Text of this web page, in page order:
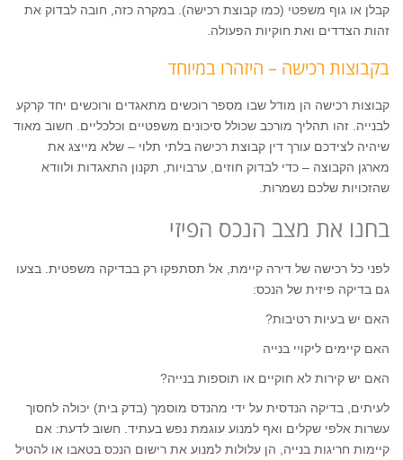
קבלן או גוף משפטי (כמו קבוצת רכישה). במקרה כזה, חובה לבדוק את
זהות הצדדים ואת חוקיות הפעולה.
בקבוצות רכישה – היזהרו במיוחד
קבוצות רכישה הן מודל שבו מספר רוכשים מתאגדים ורוכשים יחד קרקע
לבנייה. זהו תהליך מורכב שכולל סיכונים משפטיים וכלכליים. חשוב מאוד
שיהיה לצידכם עורך דין קבוצת רכישה בלתי תלוי – שלא מייצג את
מארגן הקבוצה – כדי לבדוק חוזים, ערבויות, תקנון התאגדות ולוודא
שהזכויות שלכם נשמרות.
בחנו את מצב הנכס הפיזי
לפני כל רכישה של דירה קיימת, אל תסתפקו רק בבדיקה משפטית. בצעו
גם בדיקה פיזית של הנכס:
האם יש בעיות רטיבות?
האם קיימים ליקויי בנייה
האם יש קירות לא חוקיים או תוספות בנייה?
לעיתים, בדיקה הנדסית על ידי מהנדס מוסמך (בדק בית) יכולה לחסוך
עשרות אלפי שקלים ואף למנוע עוגמת נפש בעתיד. חשוב לדעת: אם
קיימות חריגות בנייה, הן עלולות למנוע את רישום הנכס בטאבו או להטיל